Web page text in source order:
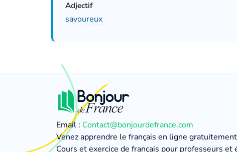
Adjectif
savoureux
Email : Contact@bonjourdefrance.com
Venez apprendre le français en ligne
Cours et exercice de français pour professeurs et